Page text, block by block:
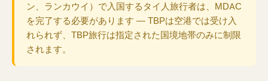
ン、ランカウイ）で入国するタイ人旅行者は、MDAC
を完了する必要があります — TBPは空港では受け入
れられず、TBP旅行は指定された国境地帯のみに制限
されます。